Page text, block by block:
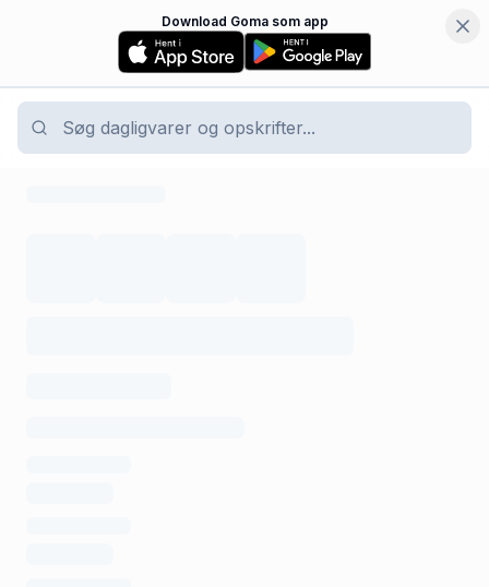
Download Goma som app